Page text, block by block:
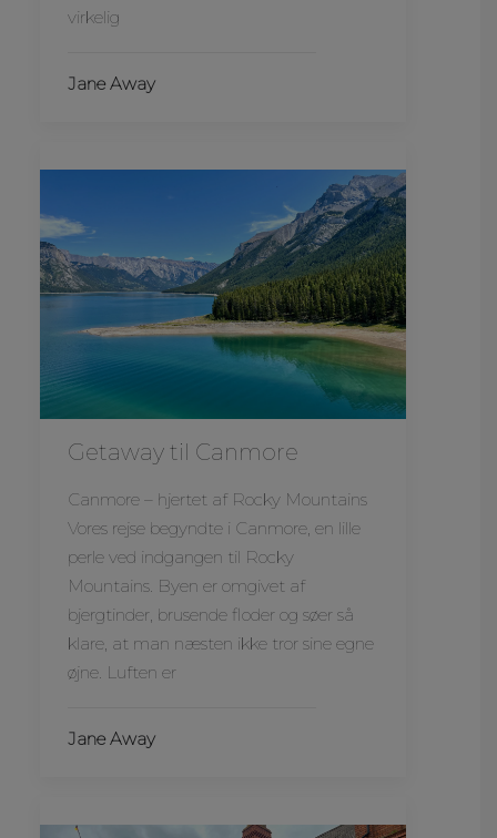
virkelig
Jane Away
Getaway til Canmore
Canmore – hjertet af Rocky Mountains
Vores rejse begyndte i Canmore, en lille
perle ved indgangen til Rocky
Mountains. Byen er omgivet af
bjergtinder, brusende floder og søer så
klare, at man næsten ikke tror sine egne
øjne. Luften er
Jane Away